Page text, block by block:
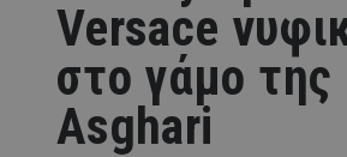
Versace
στο γάμο της
Asghari